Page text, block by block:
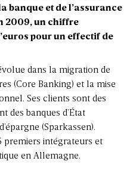
banque et de l’assurance
2009, un chiffre
pour un effectif de
dans la migration de
(Core Banking) et la mise
Ses clients sont des
des banques d’État
(Sparkassen).
premiers intégrateurs et
en Allemagne.